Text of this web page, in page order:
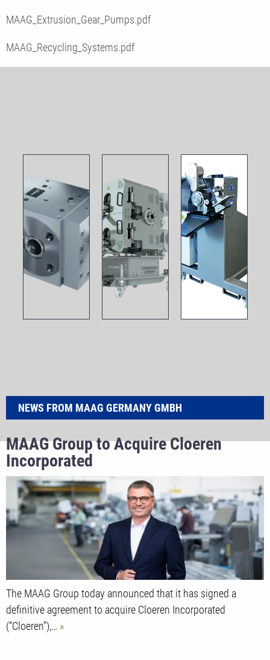
MAAG_Extrusion_Gear_Pumps.pdf
MAAG_Recycling_Systems.pdf
NEWS FROM MAAG GERMANY GMBH
MAAG Group to Acquire Cloeren
Incorporated
The MAAG Group today announced that it has signed a
definitive agreement to acquire Cloeren Incorporated
(“Cloeren”),…